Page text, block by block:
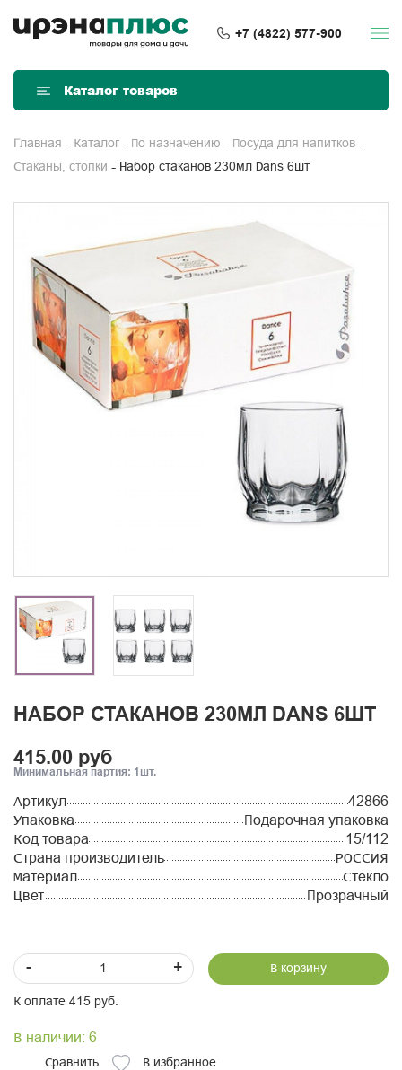
+7 (4822) 577-900
Каталог товаров
Главная Каталог По назначению Посуда для напитков
Стаканы, стопки Набор стаканов 230мл Dans 6шт
НАБОР СТАКАНОВ 230МЛ DANS 6ШТ
415.00 руб
Минимальная партия: 1шт.
Артикул
42866
Упаковка
Подарочная упаковка
Код товара
15/112
Страна производитель
РОССИЯ
Материал
Стекло
Цвет
Прозрачный
- + В корзину
К оплате 415 руб.
В наличии: 6
Сравнить В избранное